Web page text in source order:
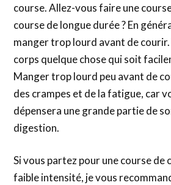
course. Allez-vous faire une
course de longue durée ? En
manger trop lourd avant de
corps quelque chose qui soit
Manger trop lourd peu avant de
des crampes et de la fatigue, car
dépensera une grande partie de
digestion.
Si vous partez pour une course de
faible intensité, je vous